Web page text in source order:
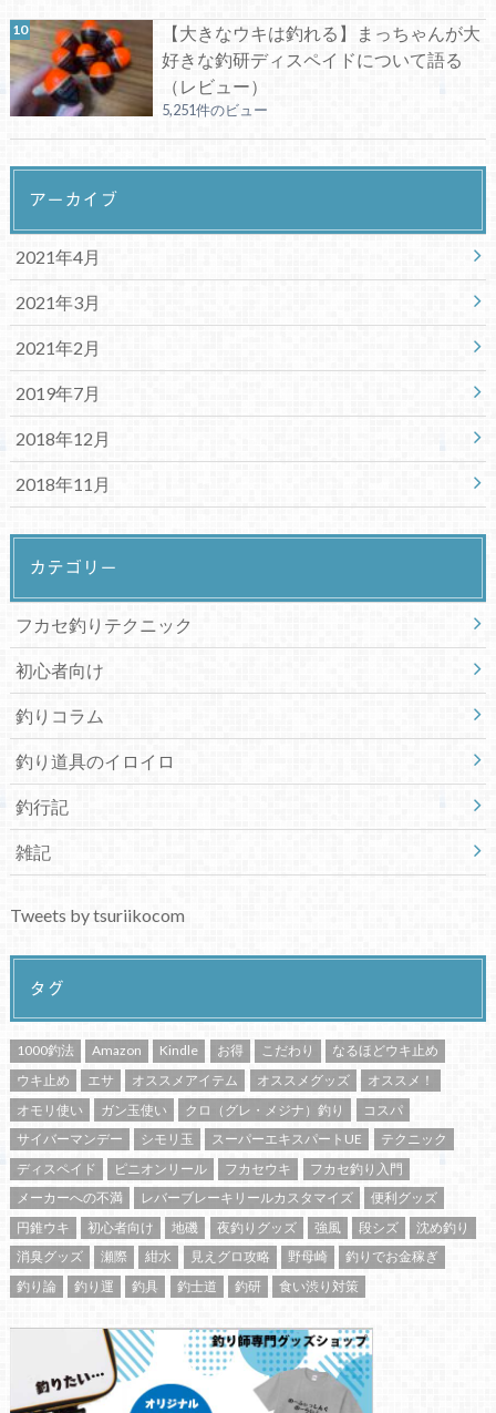
【大きなウキは釣れる】まっちゃんが大
好きな釣研ディスペイドについて語る
（レビュー）
5,251件のビュー
アーカイブ
2021年4月
2021年3月
2021年2月
2019年7月
2018年12月
2018年11月
カテゴリー
フカセ釣りテクニック
初心者向け
釣りコラム
釣り道具のイロイロ
釣行記
雑記
Tweets by tsuriikocom
タグ
1000釣法 Amazon Kindle お得 こだわり
なるほどウキ止め
ウキ止め
エサ オススメアイテム オススメグッズ
オススメ！
オモリ使い
ガン玉使い クロ（グレ・メジナ）釣り
コスパ
サイバーマンデー
シモリ玉 スーパーエキスパートUE
テクニック
ディスペイド
ピニオンリール フカセウキ
フカセ釣り入門
メーカーへの不満
レバーブレーキリールカスタマイズ
便利グッズ
円錐ウキ
初心者向け 地磯 夜釣りグッズ 強風 段シズ
沈め釣り
消臭グッズ
瀬際 紺水 見えグロ攻略 野母崎
釣りでお金稼ぎ
釣り論
釣り運 釣具 釣士道 釣研 食い渋り対策